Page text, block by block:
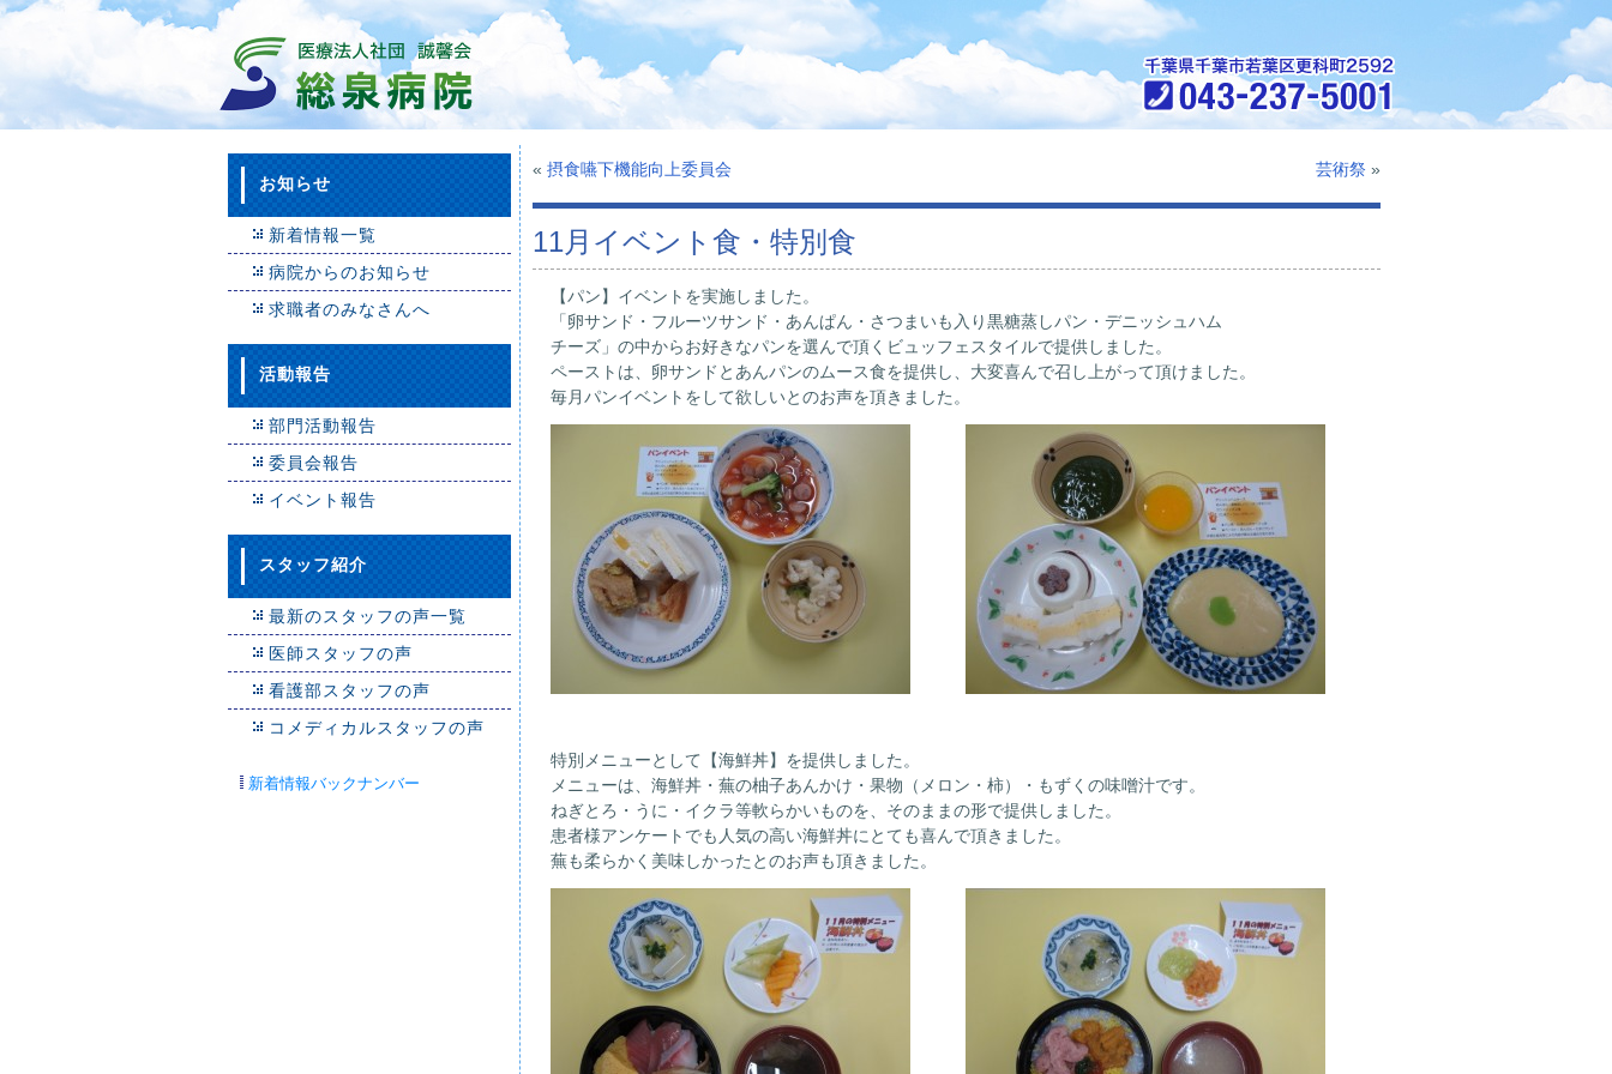
お知らせ
新着情報一覧
病院からのお知らせ
求職者のみなさんへ
活動報告
部門活動報告
委員会報告
イベント報告
スタッフ紹介
最新のスタッフの声一覧
医師スタッフの声
看護部スタッフの声
コメディカルスタッフの声
新着情報バックナンバー
« 摂食嚥下機能向上委員会 芸術祭 »
11月イベント食・特別食
【パン】イベントを実施しました。
「卵サンド・フルーツサンド・あんぱん・さつまいも入り黒糖蒸しパン・デニッシュハム
チーズ」の中からお好きなパンを選んで頂くビュッフェスタイルで提供しました。
ペーストは、卵サンドとあんパンのムース食を提供し、大変喜んで召し上がって頂けました。
毎月パンイベントをして欲しいとのお声を頂きました。
特別メニューとして【海鮮丼】を提供しました。
メニューは、海鮮丼・蕪の柚子あんかけ・果物（メロン・柿）・もずくの味噌汁です。
ねぎとろ・うに・イクラ等軟らかいものを、そのままの形で提供しました。
患者様アンケートでも人気の高い海鮮丼にとても喜んで頂きました。
蕪も柔らかく美味しかったとのお声も頂きました。